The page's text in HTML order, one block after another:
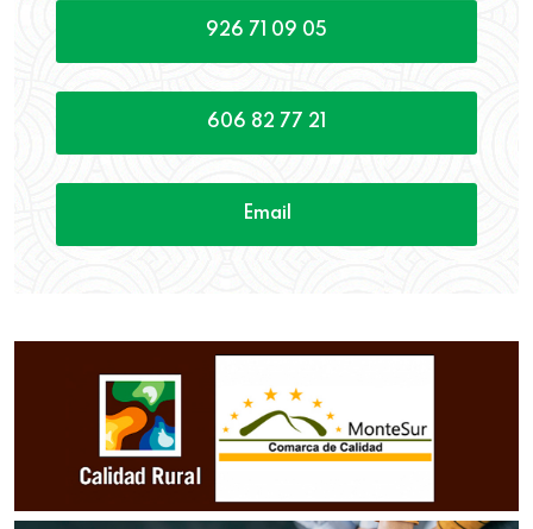
926 71 09 05
606 82 77 21
Email